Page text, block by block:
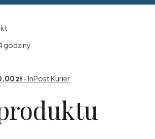
godziny
zł- InPost Kurier